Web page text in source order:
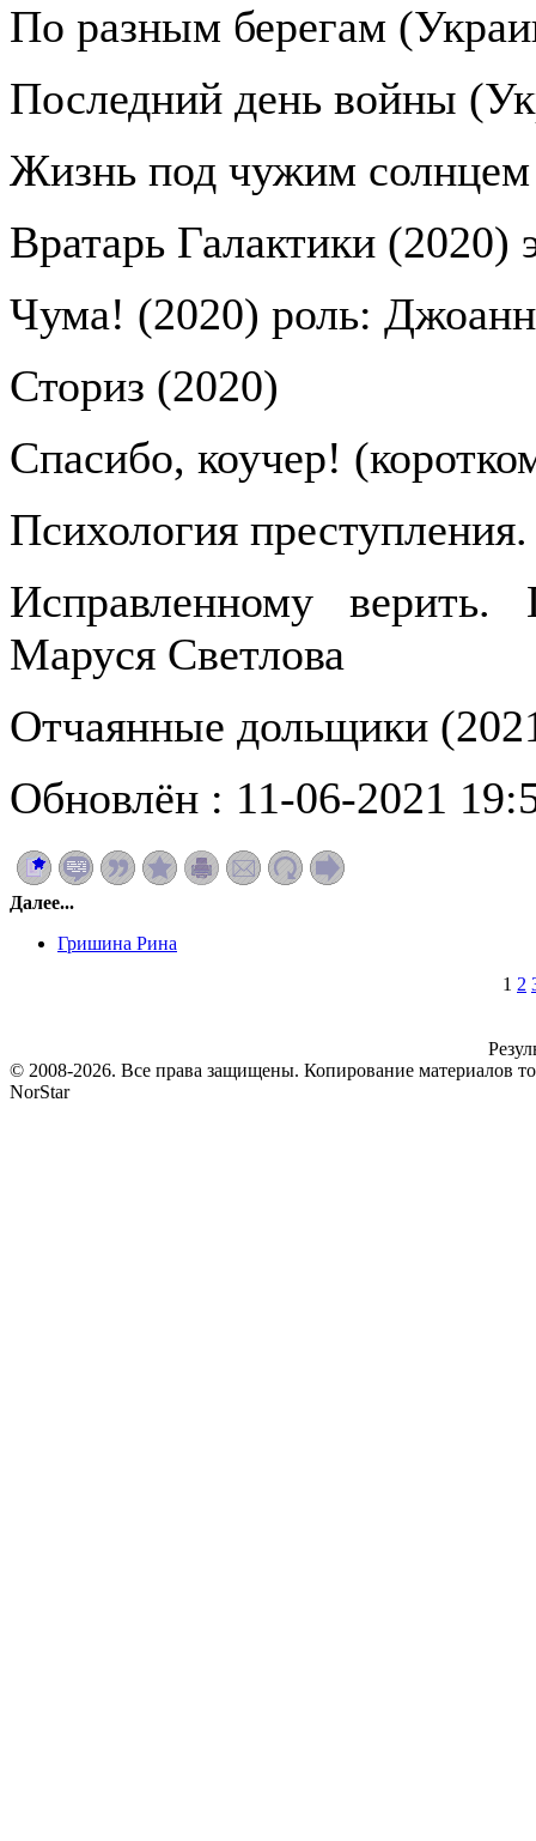
По разным берегам
Последний день войны
Жизнь под чужим
Вратарь Галактики (2020)
Чума! (2020) роль:
Сториз (2020)
Спасибо, коучер!
Психология
Исправленному
Маруся Светлова
Отчаянные дольщики
Обновлён : 11-06-2021
Далее...
Гришина Рина
1 2
© 2008-2026. Все права защищены. Копирование материалов
NorStar